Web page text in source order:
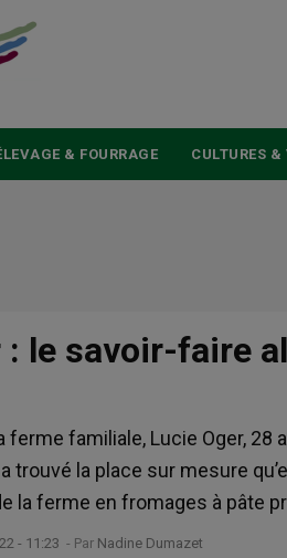
& FOURRAGE CULTURES &
: le savoir-faire
ferme familiale, Lucie Oger, 28
trouvé la place sur mesure
la ferme en fromages à pâte
- 11:23 - Par Nadine Dumazet